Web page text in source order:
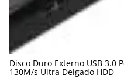
Disco Duro Externo USB 3.0
130M/s Ultra Delgado HDD